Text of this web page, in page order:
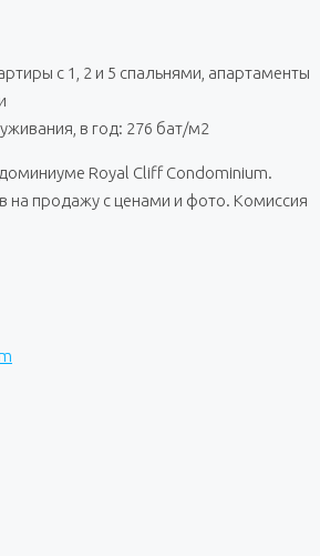
с 1, 2 и 5 спальнями, апартаменты
в год: 276 бат/м2
Royal Cliff Condominium.
на продажу с ценами и фото. Комиссия